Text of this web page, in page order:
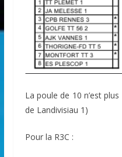
La poule de 10 n’est
de Landivisiau 1)
Pour la R3C :